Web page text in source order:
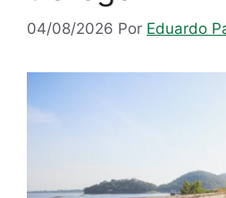
04/08/2026 Por Eduardo